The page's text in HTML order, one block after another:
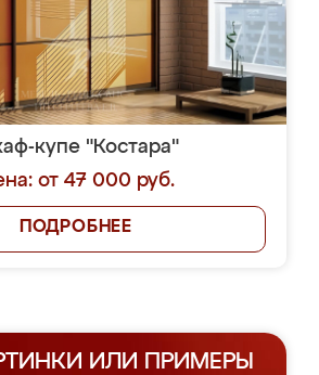
купе "Костара"
от 47 000 руб.
ПОДРОБНЕЕ
ИЛИ ПРИМЕРЫ